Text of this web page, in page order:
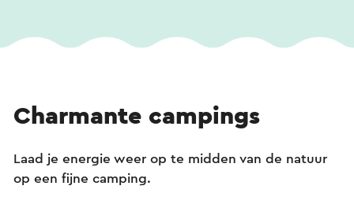
Charmante campings
Laad je energie weer op te midden van de natuur
op een fijne camping.